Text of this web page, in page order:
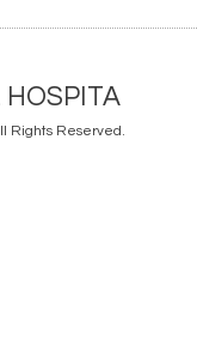
Rights Reserved.